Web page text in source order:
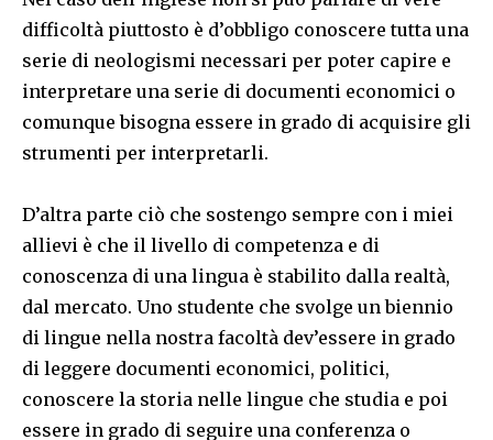
difficoltà piuttosto è d’obbligo conoscere tutta una
serie di neologismi necessari per poter capire e
interpretare una serie di documenti economici o
comunque bisogna essere in grado di acquisire gli
strumenti per interpretarli.
D’altra parte ciò che sostengo sempre con i miei
allievi è che il livello di competenza e di
conoscenza di una lingua è stabilito dalla realtà,
dal mercato. Uno studente che svolge un biennio
di lingue nella nostra facoltà dev’essere in grado
di leggere documenti economici, politici,
conoscere la storia nelle lingue che studia e poi
essere in grado di seguire una conferenza o